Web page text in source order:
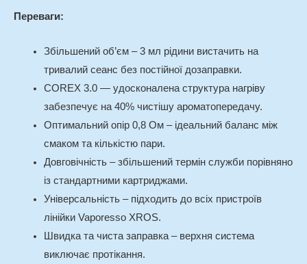
Переваги:
Збільшений об’єм – 3 мл рідини вистачить на
тривалий сеанс без постійної дозаправки.
COREX 3.0 — удосконалена структура нагріву
забезпечує на 40% чистішу ароматопередачу.
Оптимальний опір 0,8 Ом – ідеальний баланс між
смаком та кількістю пари.
Довговічність – збільшений термін служби порівняно
із стандартними картриджами.
Універсальність – підходить до всіх пристроїв
лінійки Vaporesso XROS.
Швидка та чиста заправка – верхня система
виключає протікання.